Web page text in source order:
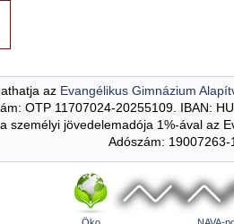
az Evangélikus Gimnázium
OTP 11707024-20255109. IBAN:
személyi jövedelemadója 1%-ával az
Adószám: 19007263-